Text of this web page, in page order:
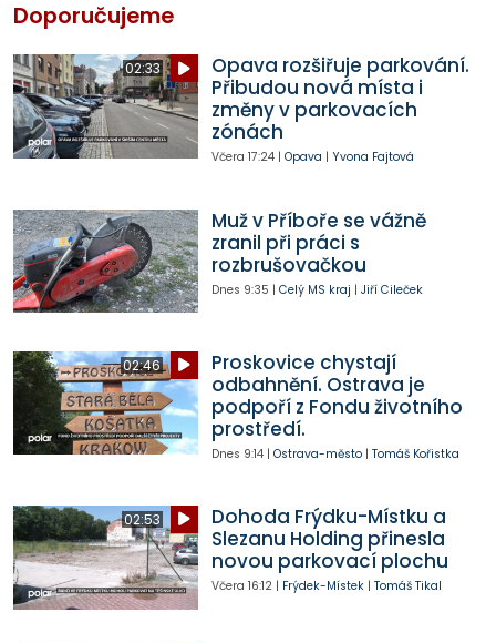
Doporučujeme
02:33
Opava rozšiřuje parkování.
Přibudou nová místa i
změny v parkovacích
zónách
Včera 17:24| Opava | Yvona Fajtová
Muž v Příboře se vážně
zranil při práci s
rozbrušovačkou
Dnes 9:35 | Celý MS kraj | Jiří Cileček
02:46
Proskovice chystají
odbahnění. Ostrava je
podpoří z Fondu životního
prostředí.
Dnes 9:14| Ostrava-město| Tomáš Kořistka
02:53
Dohoda Frýdku-Místku a
Slezanu Holding přinesla
novou parkovací plochu
Včera 16:12| Frýdek-Místek| Tomáš Tikal